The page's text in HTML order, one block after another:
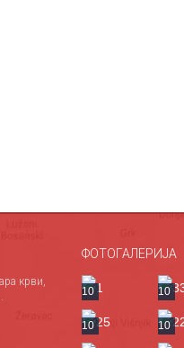
крви,
ФОТОГАЛЕРИЈА
10 10
10 10